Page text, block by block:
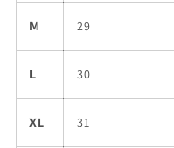
M 29
L 30
XL 31